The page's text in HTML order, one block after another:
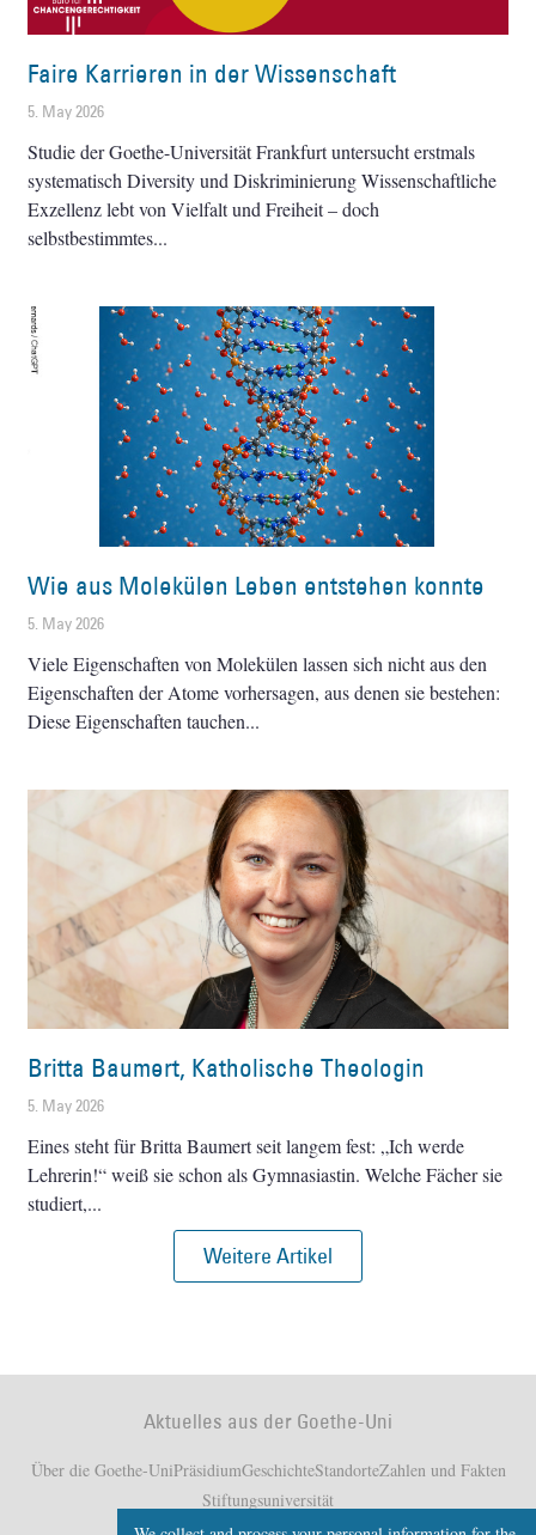
Faire Karrieren in der Wissenschaft
5. May 2026
Studie der Goethe-Universität Frankfurt untersucht erstmals
systematisch Diversity und Diskriminierung Wissenschaftliche
Exzellenz lebt von Vielfalt und Freiheit – doch
selbstbestimmtes
Wie aus Molekülen Leben entstehen konnte
5. May 2026
Viele Eigenschaften von Molekülen lassen sich nicht aus den
Eigenschaften der Atome vorhersagen, aus denen sie bestehen:
Diese Eigenschaften tauchen
Britta Baumert, Katholische Theologin
5. May 2026
Eines steht für Britta Baumert seit langem fest: „Ich werde
Lehrerin!“ weiß sie schon als Gymnasiastin. Welche Fächer sie
studiert,
Weitere Artikel
Aktuelles aus der Goethe-Uni
Über die Goethe-UniPräsidiumGeschichteStandorteZahlen und Fakten
Stiftungsuniversität